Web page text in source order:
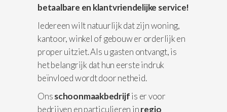
betaalbare en klantvriendelijke service!
Iedereen wilt natuurlijk dat zijn woning,
kantoor, winkel of gebouw er orderlijk en
proper uitziet. Als u gasten ontvangt, is
het belangrijk dat hun eerste indruk
beïnvloed wordt door netheid.
Onsschoonmaakbedrijfis er voor
bedrijven en particulieren inregio